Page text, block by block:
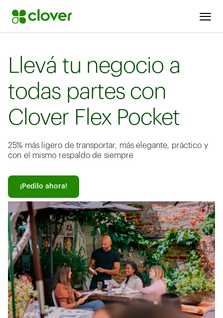
Llevá tu negocio a
todas partes con
Clover Flex Pocket
25% más ligero de transportar, más elegante, práctico y
con el mismo respaldo de siempre​
¡Pedilo ahora!